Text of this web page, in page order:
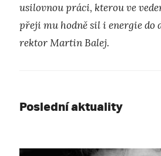
usilovnou práci, kterou ve
přeji mu hodně sil i energie do
rektor Martin Balej.
Poslední aktuality